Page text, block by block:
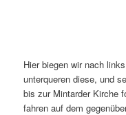
Hier biegen wir nach
unterqueren diese, und
bis zur Mintarder Kirche
fahren auf dem